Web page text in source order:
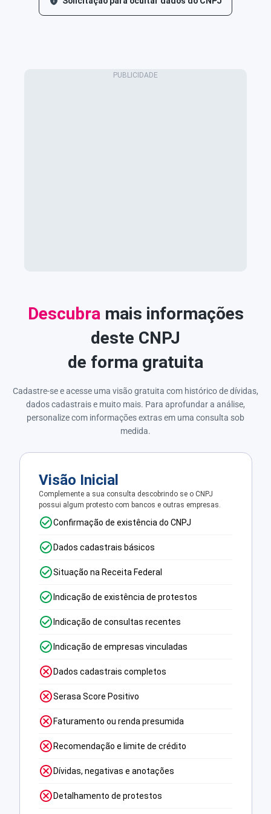
Descubra mais informações
deste CNPJ
de forma gratuita
Cadastre-se e acesse uma visão gratuita com histórico de dívidas,
dados cadastrais e muito mais. Para aprofundar a análise,
personalize com informações extras em uma consulta sob
medida.
Visão Inicial
Complemente a sua consulta descobrindo se o CNPJ
possui algum protesto com bancos e outras empresas.
Confirmação de existência do CNPJ
Dados cadastrais básicos
Situação na Receita Federal
Indicação de existência de protestos
Indicação de consultas recentes
Indicação de empresas vinculadas
Dados cadastrais completos
Serasa Score Positivo
Faturamento ou renda presumida
Recomendação e limite de crédito
Dívidas, negativas e anotações
Detalhamento de protestos